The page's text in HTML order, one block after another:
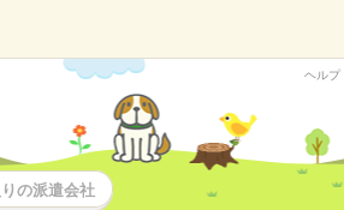
ヘルプ
の派遣会社